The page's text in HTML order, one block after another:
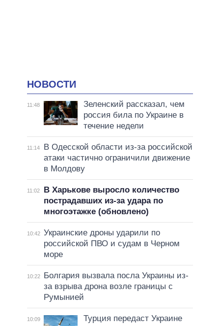
НОВОСТИ
11:48
Зеленский рассказал, чем
россия била по Украине в
течение недели
11:14
В Одесской области из-за российской
атаки частично ограничили движение
в Молдову
11:02
В Харькове выросло количество
пострадавших из-за удара по
многоэтажке (обновлено)
10:42 Украинские дроны ударили по
российской ПВО и судам в Черном
море
10:22
Болгария вызвала посла Украины из-
за взрыва дрона возле границы с
Румынией
10:09
Турция передаст Украине